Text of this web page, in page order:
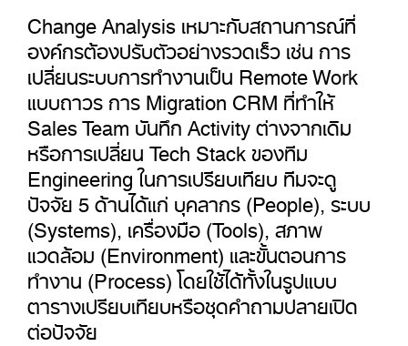
Change Analysis เหมาะกับสถานการณ์ที่
องค์กรต้องปรับตัวอย่างรวดเร็ว เช่น การ
เปลี่ยนระบบการทำงานเป็น Remote Work
แบบถาวร การ Migration CRM ที่ทำให้
Sales Team บันทึก Activity ต่างจากเดิม
หรือการเปลี่ยน Tech Stack ของทีม
Engineering ในการเปรียบเทียบ ทีมจะดู
ปัจจัย 5 ด้านได้แก่ บุคลากร (People), ระบบ
(Systems), เครื่องมือ (Tools), สภาพ
แวดล้อม (Environment) และขั้นตอนการ
ทำงาน (Process) โดยใช้ได้ทั้งในรูปแบบ
ตารางเปรียบเทียบหรือชุดคำถามปลายเปิด
ต่อปัจจัย